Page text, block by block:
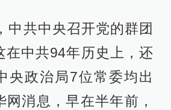
中共中央召开党的群团
在中共94年历史上，还
央政治局7位常委均出
网消息，早在半年前，